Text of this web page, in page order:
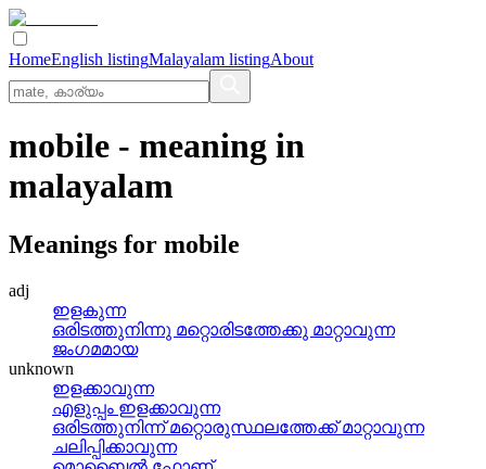
HomeEnglish listingMalayalam listingAbout
mobile - meaning in
malayalam
Meanings for mobile
adj
ഇളകുന്ന
ഒരിടത്തുനിന്നു മറ്റൊരിടത്തേക്കു മാറ്റാവുന്ന
ജംഗമമായ
unknown
ഇളക്കാവുന്ന
എളുപ്പം ഇളക്കാവുന്ന
ഒരിടത്തുനിന്ന് മറ്റൊരുസ്ഥലത്തേക്ക് മാറ്റാവുന്ന
ചലിപ്പിക്കാവുന്ന